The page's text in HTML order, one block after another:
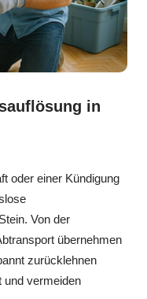
in
oder einer Kündigung
Von der
übernehmen
zurücklehnen
und vermeiden